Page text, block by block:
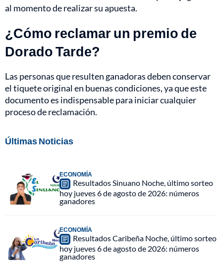
al momento de realizar su apuesta.
¿Cómo reclamar un premio de
Dorado Tarde?
Las personas que resulten ganadoras deben conservar
el tiquete original en buenas condiciones, ya que este
documento es indispensable para iniciar cualquier
proceso de reclamación.
Últimas Noticias
ECONOMÍA
Resultados Sinuano Noche, último sorteo
hoy jueves 6 de agosto de 2026: números
ganadores
ECONOMÍA
Resultados Caribeña Noche, último sorteo
hoy jueves 6 de agosto de 2026: números
ganadores